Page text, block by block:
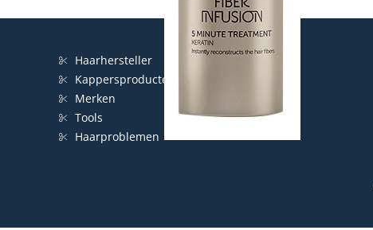
Haarhersteller
Kappersproducten
Merken
Tools
Haarproblemen